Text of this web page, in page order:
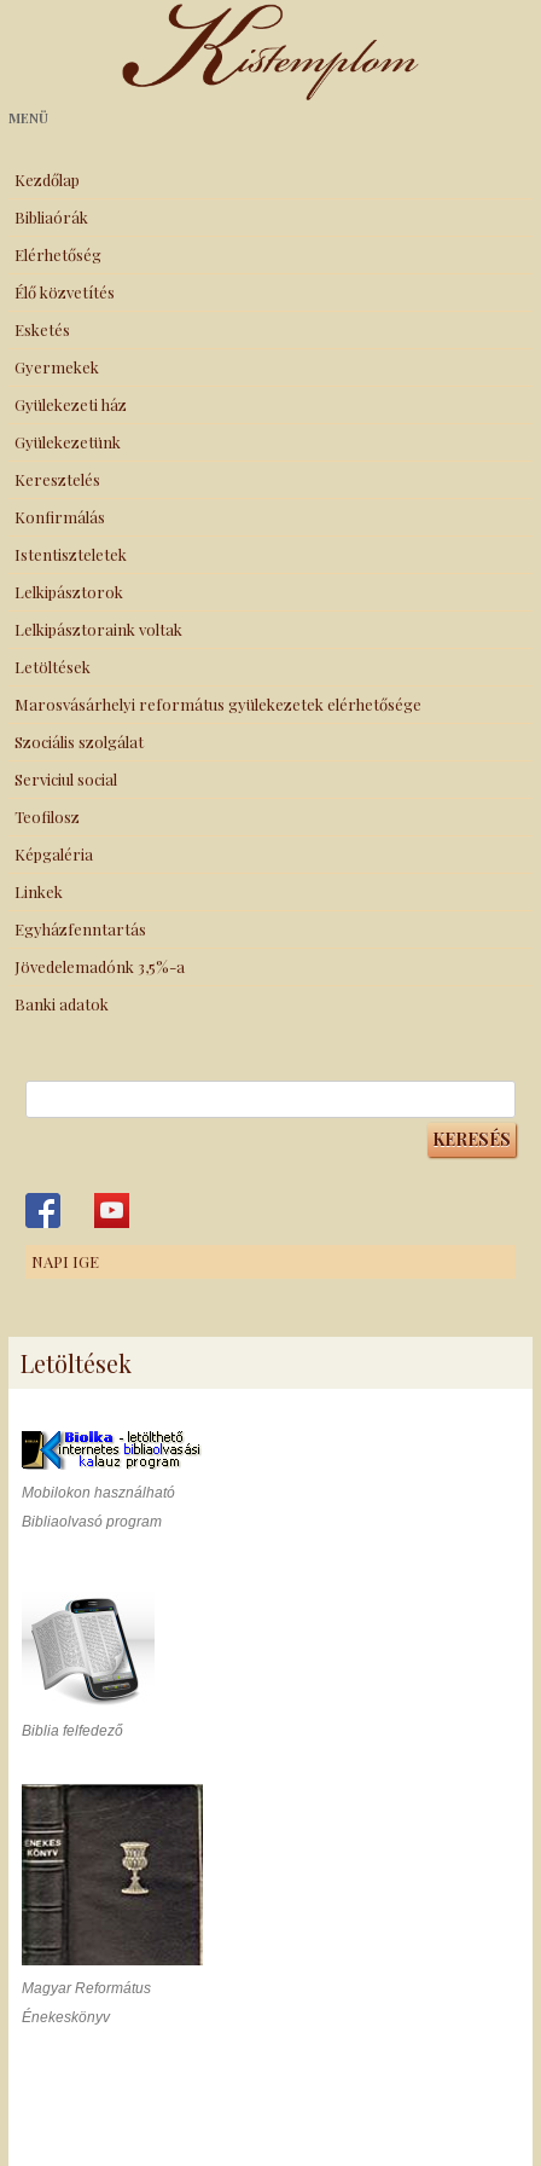
Kistemplom
MENÜ
Kezdőlap
Bibliaórák
Elérhetőség
Élő közvetítés
Esketés
Gyermekek
Gyülekezeti ház
Gyülekezetünk
Keresztelés
Konfirmálás
Istentiszteletek
Lelkipásztorok
Lelkipásztoraink voltak
Letöltések
Marosvásárhelyi református gyülekezetek elérhetősége
Szociális szolgálat
Serviciul social
Teofilosz
Képgaléria
Linkek
Egyházfenntartás
Jövedelemadónk 3,5%-a
Banki adatok
NAPI IGE
Letöltések
Mobilokon használható
Bibliaolvasó program
Biblia felfedező
Magyar Református
Énekeskönyv